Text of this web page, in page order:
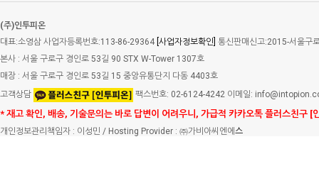
(주)인투피온
대표:소영삼 사업자등록번호:113-86-29364 [사업자정보확인] 통신판매신고:2015-서울구
본사 : 서울 구로구 경인로 53길 90 STX W-Tower 1307호
매장 : 서울 구로구 경인로 53길 15 중앙유통단지 다동 4403호
고객상담
팩스번호: 02-6124-4242 이메일:
* 재고 확인, 배송, 기술문의는 바로 답변이 어려우니, 가급적 카카오톡 플러스친구 [
개인정보관리책임자 : 이성민 / Hosting Provider : ㈜가비아씨엔에 스